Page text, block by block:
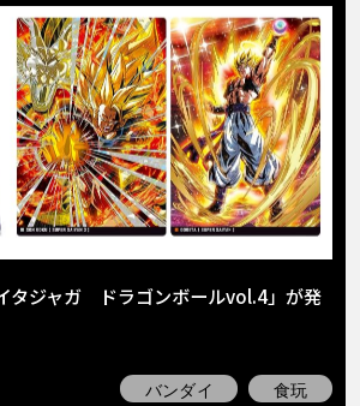
タジャガ ドラゴンボールvol.4」が発
バンダイ
食玩